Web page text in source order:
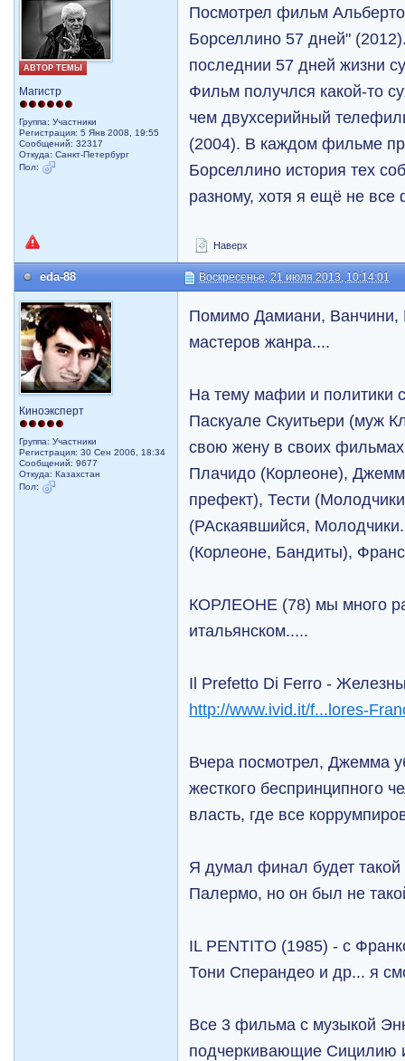
АВТОР ТЕМЫ
Магистр
Группа: Участники
Регистрация: 5 Янв 2008, 19:55
Сообщений: 32317
Откуда: Санкт-Петербург
Пол:
Посмотрел фильм
Борселлино 57 дней"
последнии 57 дней жизни
Фильм получлся какой-то
чем двухсерийный
(2004). В каждом фильме
Борселлино история тех
разному, хотя я ещё не
Наверх
eda-88 Воскресенье, 21 июля 2013, 10:14:01
Киноэксперт
Группа: Участники
Регистрация: 30 Сен 2006, 18:34
Сообщений: 9677
Откуда: Казахстан
Пол:
Помимо Дамиани, Ванчини,
мастеров жанра....
На тему мафии и политики
Паскуале Скуитьери (муж
свою жену в своих фильмах
Плачидо (Корлеоне),
префект), Тести
(РАскаявшийся,
(Корлеоне, Бандиты),
КОРЛЕОНЕ (78) мы много
итальянском.....
Il Prefetto Di Ferro -
http://www.ivid.it/f...lores-
Вчера посмотрел, Джемма
жесткого беспринципного
власть, где все
Я думал финал будет
Палермо, но он был не
IL PENTITO (1985) - с
Тони Сперандео и др... я
Все 3 фильма с музыкой
подчеркивающие Сицилию